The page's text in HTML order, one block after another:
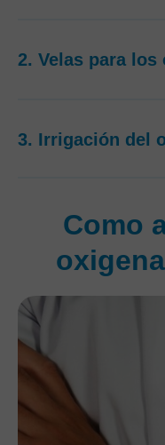
2. Velas para los
3. Irrigación del
Como